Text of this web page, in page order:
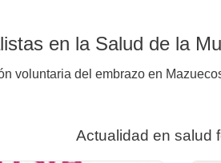
en la Salud de la
voluntaria del embrazo en
Actualidad en salud